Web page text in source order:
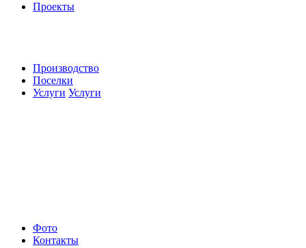
Проекты
Производство
Поселки
Услуги Услуги
Фото
Контакты